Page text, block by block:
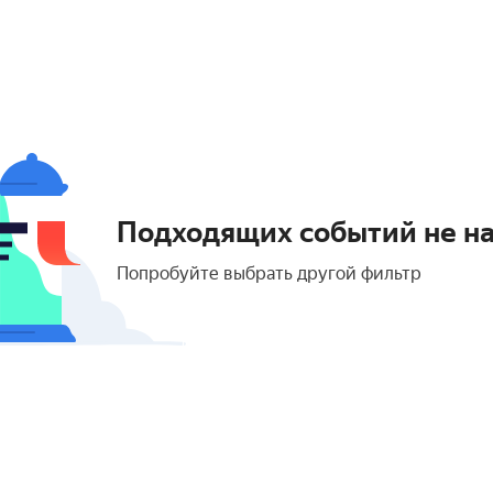
Подходящих событий не
Попробуйте выбрать другой фильтр